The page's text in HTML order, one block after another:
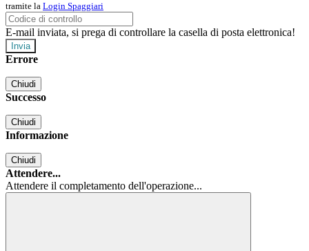
tramite la Login Spaggiari
E-mail inviata, si prega di controllare la casella di posta elettronica!
Errore
Chiudi
Successo
Chiudi
Informazione
Chiudi
Attendere...
Attendere il completamento dell'operazione...